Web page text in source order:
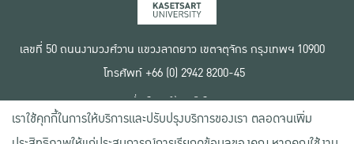
เลขที่ 50 ถนนงามวงศ์วาน แขวงลาดยาว เขตจตุจักร กรุงเทพฯ 10900
โทรศัพท์ +66 (0) 2942 8200-45
เงื่อนไขการใช้งานเว็บไซต์
ข้อตกลงด้านสิทธิ์ใช้งาน
นโยบายความเป็นส่วนตัว
เราใช้คุกกี้ในการให้บริการและปรับปรุงบริการของเรา ตลอดจนเพิ่ม